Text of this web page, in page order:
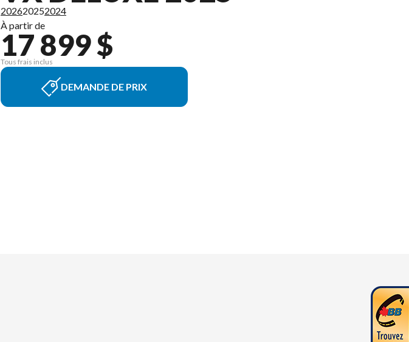
202620252024
À partir de
17 899 $
Tous frais inclus
DEMANDE DE PRIX